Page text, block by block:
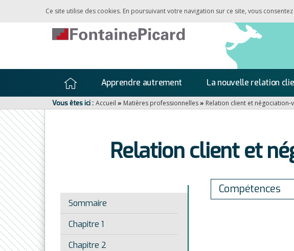
Apprendre autrement La nouvelle relation
Vous êtes ici : Accueil » Matières professionnelles» Relation client et négociation-
Relation client et
Sommaire
Chapitre 1
Chapitre 2
Compétences
Ce site utilise des cookies. En poursuivant votre navigation sur ce site, vous